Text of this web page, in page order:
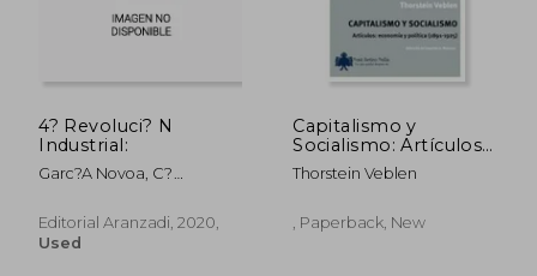
4? Revoluci? N
Industrial:
Garc?A Novoa, C?
Editorial Aranzadi, 2020,
Used
Capitalismo y
Socialismo: Artículos:
Economía y Política
Thorstein Veblen
, Paperback, New